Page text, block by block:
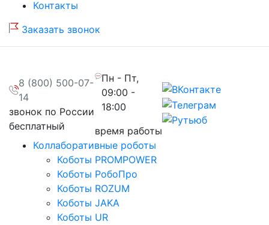
Контакты
Заказать звонок
8 (800) 500-07-
14
звонок по России
бесплатный
Пн - Пт,
09:00 -
18:00
время работы
Коллаборативные роботы
Коботы PROMPOWER
Коботы РобоПро
Коботы ROZUM
Коботы JAKA
Коботы UR